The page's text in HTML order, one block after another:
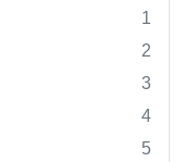
1
2
3
4
5